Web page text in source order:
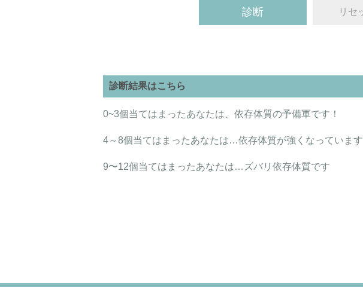
診断結果はこちら
0~3個当てはまったあなたは、依存体質の予備軍です！
4～8個当てはまったあなたは…依存体質が強くなっています
9〜12個当てはまったあなたは…ズバリ依存体質です